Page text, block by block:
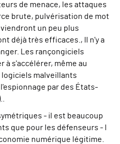
de menace, les attaques
brute, pulvérisation de mot
un peu plus
déjà très efficaces. , Il n'y a
Les rançongiciels
à s'accélérer, même au
malveillants
par des États-
- il est beaucoup
que pour les défenseurs -
numérique légitime.